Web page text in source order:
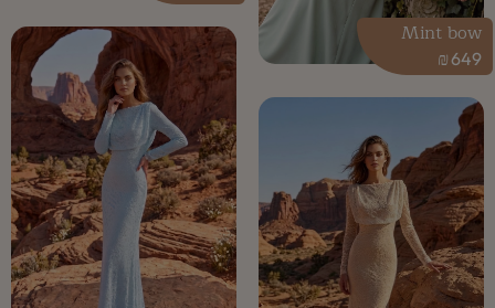
649
₪
Mint bow